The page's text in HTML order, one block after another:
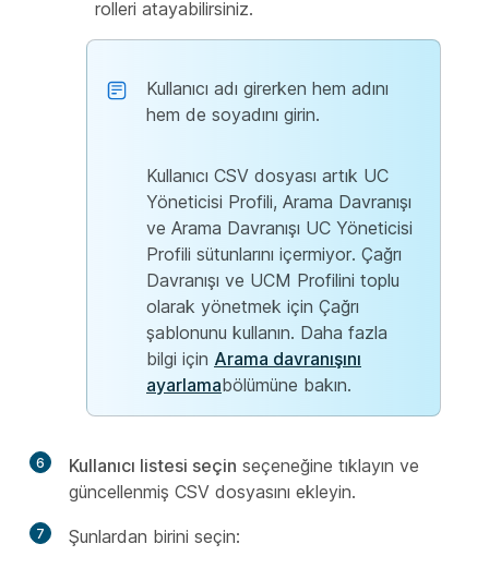
rolleri atayabilirsiniz.
Kullanıcı adı girerken hem adını
hem de soyadını girin.
Kullanıcı CSV dosyası artık UC
Yöneticisi Profili, Arama Davranışı
ve Arama Davranışı UC Yöneticisi
Profili sütunlarını içermiyor. Çağrı
Davranışı ve UCM Profilini toplu
olarak yönetmek için Çağrı
şablonunu kullanın. Daha fazla
bilgi için Arama davranışını
ayarlamabölümüne bakın.
6 Kullanıcı listesi seçin seçeneğine tıklayın ve
güncellenmiş CSV dosyasını ekleyin.
7
Şunlardan birini seçin: